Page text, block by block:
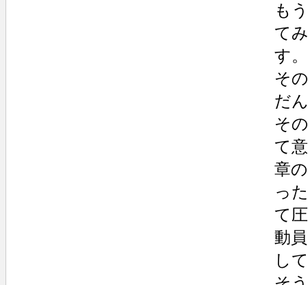
も
て
す
そ
だ
そ
て
章
っ
て
動
し